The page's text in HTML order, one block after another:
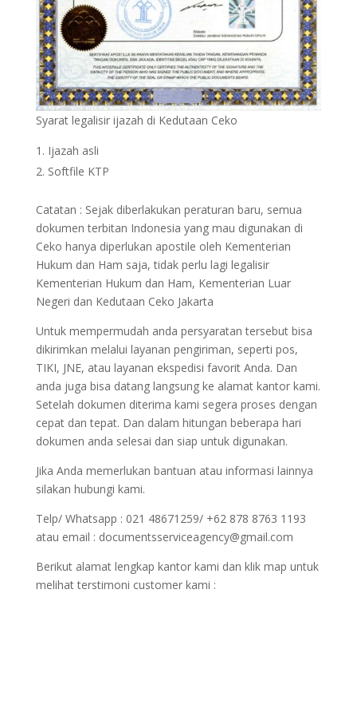
Syarat legalisir ijazah di Kedutaan Ceko
Ijazah asli
Softfile KTP
Catatan : Sejak diberlakukan peraturan baru, semua
dokumen terbitan Indonesia yang mau digunakan di
Ceko hanya diperlukan apostile oleh Kementerian
Hukum dan Ham saja, tidak perlu lagi legalisir
Kementerian Hukum dan Ham, Kementerian Luar
Negeri dan Kedutaan Ceko Jakarta
Untuk mempermudah anda persyaratan tersebut bisa
dikirimkan melalui layanan pengiriman, seperti pos,
TIKI, JNE, atau layanan ekspedisi favorit Anda. Dan
anda juga bisa datang langsung ke alamat kantor kami.
Setelah dokumen diterima kami segera proses dengan
cepat dan tepat. Dan dalam hitungan beberapa hari
dokumen anda selesai dan siap untuk digunakan.
Jika Anda memerlukan bantuan atau informasi lainnya
silakan hubungi kami.
Telp/ Whatsapp : 021 48671259/ +62 878 8763 1193
atau email : documentsserviceagency@gmail.com
Berikut alamat lengkap kantor kami dan klik map untuk
melihat terstimoni customer kami :